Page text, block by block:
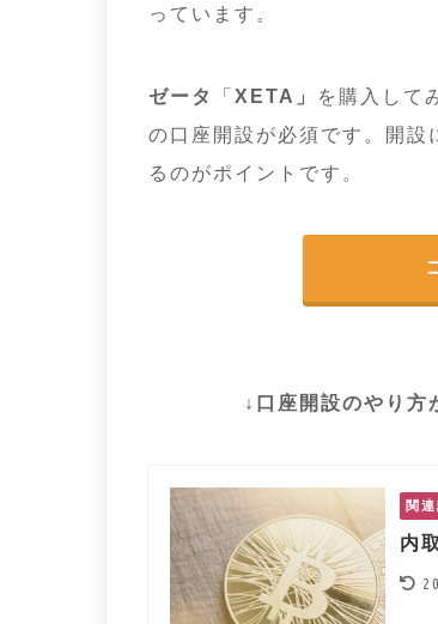
っています。
ゼータ 「XETA」 を購入して
の口座開設が必須です。開設
るのがポイントです。
↓口座開設のやり方
関
内